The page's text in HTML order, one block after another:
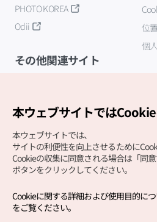
PHOTO KOREA
Odii
位
個
その他関連サイト
Copyright (c) Korea Tourism
本ウェブサイトではCookie
本ウェブサイトでは、
サイトの利便性を向上させるために
Cookieの収集に同意される場合は「同意
ボタンをクリックしてください。
Cookieに関する詳細および使用目的に
をご覧ください。